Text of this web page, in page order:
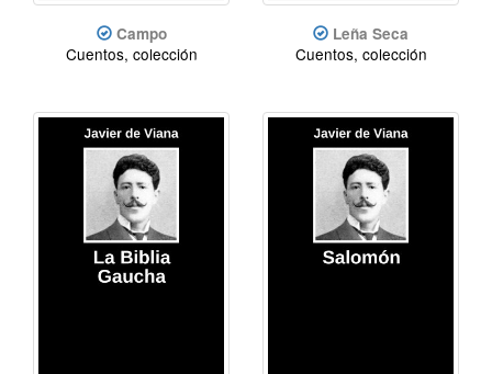
Campo
Cuentos, colección
Leña Seca
Cuentos, colección